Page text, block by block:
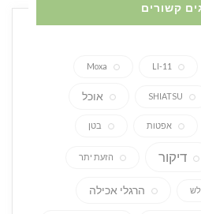
קשורים
LI-11
Moxa
SHIATSU אוכל
אפטות בטן
דיקור הזעת יתר
הרגלי אכילה